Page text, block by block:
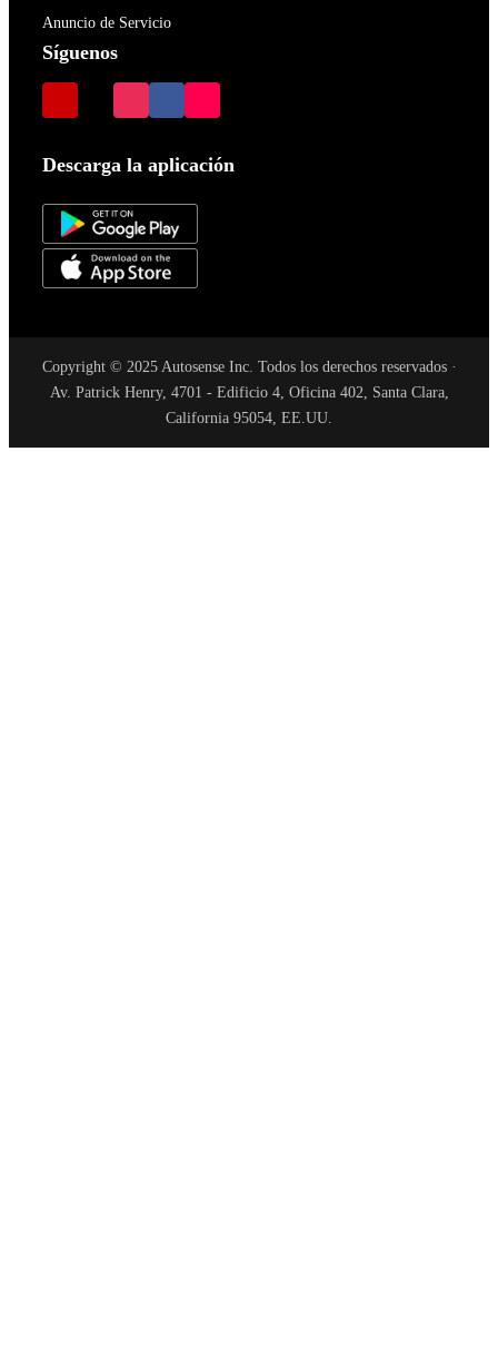
Anuncio de Servicio
Síguenos
Descarga la aplicación
Copyright © 2025 Autosense Inc. Todos los derechos reservados ·
Av. Patrick Henry, 4701 - Edificio 4, Oficina 402, Santa Clara,
California 95054, EE.UU.